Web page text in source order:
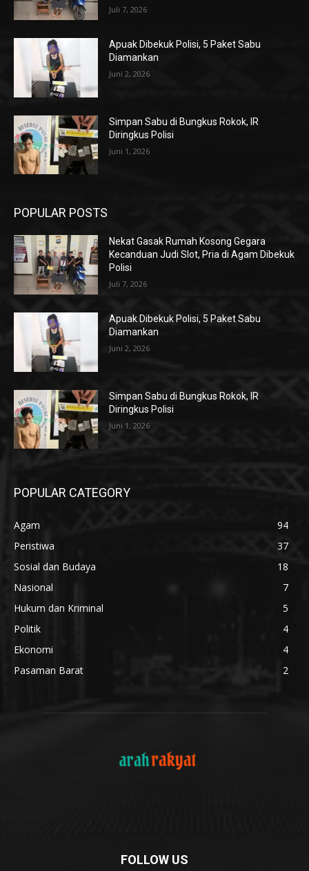
Juli 7, 2026
Apuak Dibekuk Polisi, 5 Paket Sabu
Diamankan
Juni 2, 2026
Simpan Sabu di Bungkus Rokok, IR
Diringkus Polisi
Juni 1, 2026
POPULAR POSTS
Nekat Gasak Rumah Kosong Gegara
Kecanduan Judi Slot, Pria di Agam Dibekuk
Polisi
Juli 7, 2026
Apuak Dibekuk Polisi, 5 Paket Sabu
Diamankan
Juni 2, 2026
Simpan Sabu di Bungkus Rokok, IR
Diringkus Polisi
Juni 1, 2026
POPULAR CATEGORY
Agam
94
Peristiwa
37
Sosial dan Budaya
18
Nasional
7
Hukum dan Kriminal
5
Politik
4
Ekonomi
4
Pasaman Barat
2
FOLLOW US